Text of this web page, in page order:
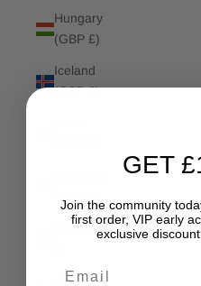
Hungary
(GBP £)
Iceland
(GBP £)
Iraq (GBP
Ireland
GET
Join the community
first order, VIP early
exclusive